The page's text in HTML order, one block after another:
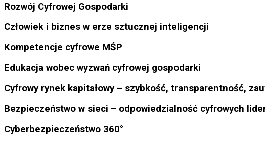
Rozwój Cyfrowej Gospodarki
Człowiek i biznes w erze sztucznej inteligencji
Kompetencje cyfrowe MŚP
Edukacja wobec wyzwań cyfrowej gospodarki
Cyfrowy rynek kapitałowy – szybkość, transparentność,
Bezpieczeństwo w sieci – odpowiedzialność cyfrowych
Cyberbezpieczeństwo 360°